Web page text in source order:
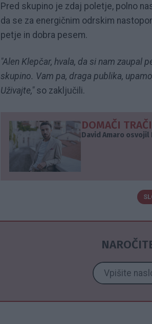
Pred skupino je zdaj poletje, polno
da se za energičnim odrskim
petje in dobra pesem.
"Alen Klepčar, hvala, da si nam zaupal
skupino. Vam pa, draga publika,
Uživajte,"so zaključili.
DOMAČI TRAČI
David Amaro